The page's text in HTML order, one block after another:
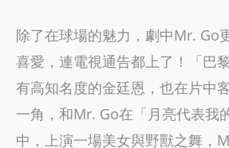
除了在球場的魅力，劇中Mr. Go
喜愛，連電視通告都上了！「巴
有高知名度的金廷恩，也在片中
一角，和Mr. Go在「月亮代表我
中，上演一場美女與野獸之舞，